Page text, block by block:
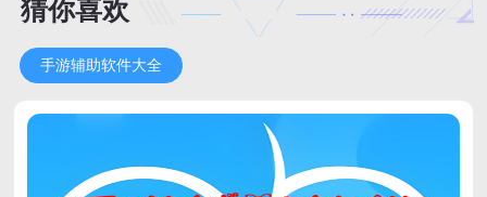
猜你喜欢
手游辅助软件大全